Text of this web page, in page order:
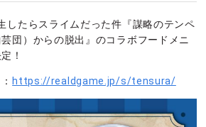
したらスライムだった件『謀略のテンペ
団）からの脱出』のコラボフードメニ
！
https://realdgame.jp/s/tensura/